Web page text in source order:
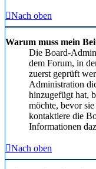
Nach oben
Warum muss mein
Die Board-
dem Forum, in
zuerst geprüft
Administration
hinzugefügt hat,
möchte, bevor
kontaktiere die
Informationen
Nach oben